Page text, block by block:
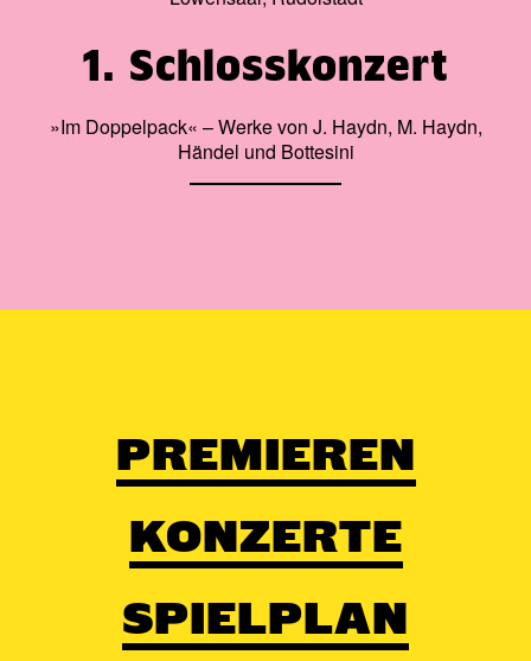
1. Schlosskonzert
»Im Doppelpack« – Werke von J. Haydn, M. Haydn,
Händel und Bottesini
PREMIEREN
KONZERTE
SPIELPLAN